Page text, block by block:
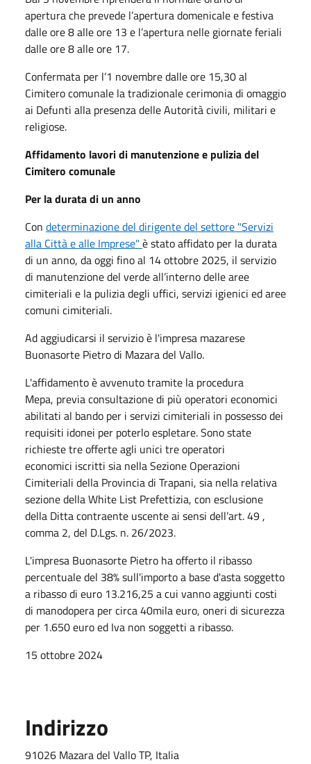
apertura che prevede l’apertura domenicale e festiva
dalle ore 8 alle ore 13 e l’apertura nelle giornate feriali
dalle ore 8 alle ore 17.
Confermata per l’1 novembre dalle ore 15,30 al
Cimitero comunale la tradizionale cerimonia di omaggio
ai Defunti alla presenza delle Autorità civili, militari e
religiose.
Affidamento lavori di manutenzione e pulizia del
Cimitero comunale
Per la durata di un anno
Con determinazione del dirigente del settore "Servizi
alla Città e alle Imprese" è stato affidato per la durata
di un anno, da oggi fino al 14 ottobre 2025, il servizio
di manutenzione del verde all’interno delle aree
cimiteriali e la pulizia degli uffici, servizi igienici ed aree
comuni cimiteriali.
Ad aggiudicarsi il servizio è l'impresa mazarese
Buonasorte Pietro di Mazara del Vallo.
L'affidamento è avvenuto tramite la procedura
Mepa, previa consultazione di più operatori economici
abilitati al bando per i servizi cimiteriali in possesso dei
requisiti idonei per poterlo espletare. Sono state
richieste tre offerte agli unici tre operatori
economici iscritti sia nella Sezione Operazioni
Cimiteriali della Provincia di Trapani, sia nella relativa
sezione della White List Prefettizia, con esclusione
della Ditta contraente uscente ai sensi dell’art. 49 ,
comma 2, del D.Lgs. n. 26/2023.
L'impresa Buonasorte Pietro ha offerto il ribasso
percentuale del 38% sull'importo a base d'asta soggetto
a ribasso di euro 13.216,25 a cui vanno aggiunti costi
di manodopera per circa 40mila euro, oneri di sicurezza
per 1.650 euro ed Iva non soggetti a ribasso.
15 ottobre 2024
Indirizzo
91026 Mazara del Vallo TP, Italia